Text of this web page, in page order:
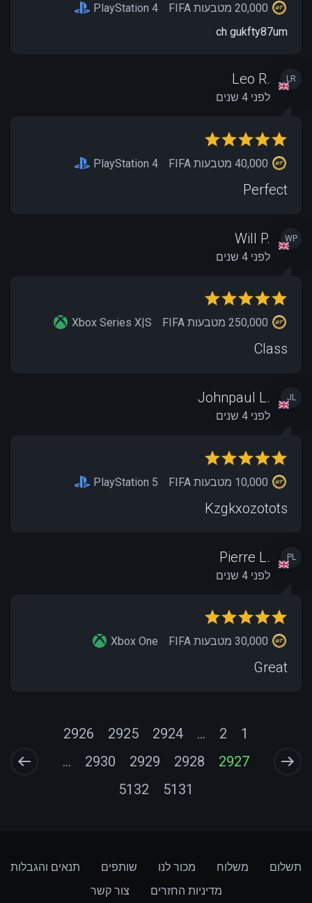
PlayStation 4
ch gukfty87um
LR
Leo R.
לפני 4 שנים
PlayStation 4
Perfect
WP
Will P.
לפני 4 שנים
Xbox Series X|S
Class
JL
Johnpaul L.
לפני 4 שנים
PlayStation 5
Kzgkxozotots
PL
Pierre L.
לפני 4 שנים
Xbox One
Great
1
2
...
2924
2925
2926
2927
2928
2929
2930
...
5131
5132
תשלום משלוח מכור לנו שותפים
תנאים והגבלות
מדיניות החזרים
צור קשר